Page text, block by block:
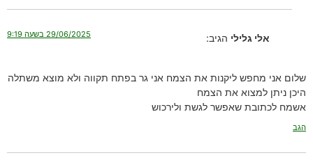
אלי גלילי הגיב: 29/06/2025 בשעה 9:19
שלום אני מחפש ליקנות את הצמח אני גר בפתח תקווה ולא מוצא משתלה
היכן ניתן למצוא את הצמח
אשמח לכתובת שאפשר לגשת ולירכוש
הגב